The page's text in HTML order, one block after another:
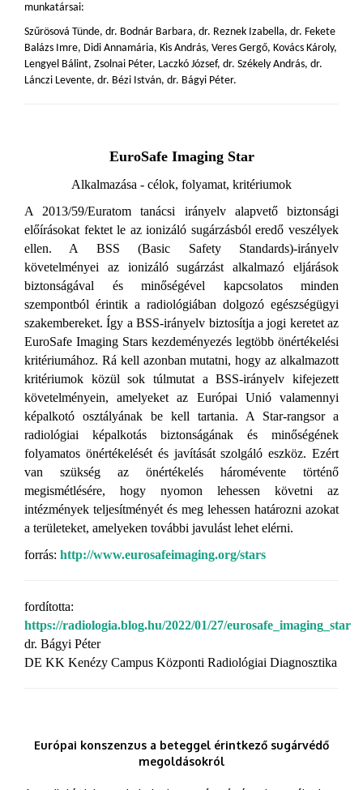
munkatársai:
Szűrösová Tünde, dr. Bodnár Barbara, dr. Reznek Izabella, dr. Fekete
Balázs Imre, Didi Annamária, Kis András, Veres Gergő, Kovács Károly,
Lengyel Bálint, Zsolnai Péter, Laczkó József, dr. Székely András, dr.
Lánczi Levente, dr. Bézi István, dr. Bágyi Péter.
EuroSafe Imaging Star
Alkalmazása - célok, folyamat, kritériumok
A 2013/59/Euratom tanácsi irányelv alapvető biztonsági
előírásokat fektet le az ionizáló sugárzásból eredő veszélyek
ellen. A BSS (Basic Safety Standards)-irányelv
követelményei az ionizáló sugárzást alkalmazó eljárások
biztonságával és minőségével kapcsolatos minden
szempontból érintik a radiológiában dolgozó egészségügyi
szakembereket. Így a BSS-irányelv biztosítja a jogi keretet az
EuroSafe Imaging Stars kezdeményezés legtöbb önértékelési
kritériumához. Rá kell azonban mutatni, hogy az alkalmazott
kritériumok közül sok túlmutat a BSS-irányelv kifejezett
követelményein, amelyeket az Európai Unió valamennyi
képalkotó osztályának be kell tartania. A Star-rangsor a
radiológiai képalkotás biztonságának és minőségének
folyamatos önértékelését és javítását szolgáló eszköz. Ezért
van szükség az önértékelés háromévente történő
megismétlésére, hogy nyomon lehessen követni az
intézmények teljesítményét és meg lehessen határozni azokat
a területeket, amelyeken további javulást lehet elérni.
forrás: http://www.eurosafeimaging.org/stars
fordította:
https://radiologia.blog.hu/2022/01/27/eurosafe_imaging_star
dr. Bágyi Péter
DE KK Kenézy Campus Központi Radiológiai Diagnosztika
Európai konszenzus a beteggel érintkező sugárvédő
megoldásokról